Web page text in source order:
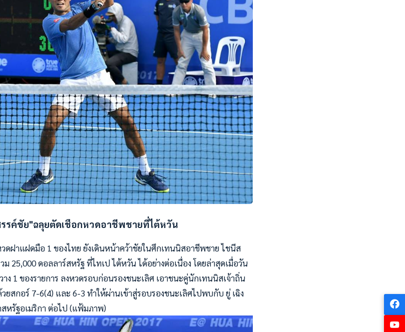
รค์ชัย"ฉลุยตัดเชือกหวดอาชีพชายที่ไต้หวัน
ฝาแฝดมือ 1 ของไทย ยังเดินหน้าคว้าชัยในศึกเทนนิสอาชีพชาย ไชนีส
วม 25,000 ดอลลาร์สหรัฐ ที่ไทเป ไต้หวัน ได้อย่างต่อเนื่อง โดยล่าสุดเมื่อวัน
ง 1 ของรายการ ลงหวดรอบก่อนรองชนะเลิศ เอาชนะคู่นักเทนนิสเจ้าถิ่น
สกอร์ 7-6(4) และ 6-3 ทำให้ผ่านเข้าสู่รอบรองชนะเลิศไปพบกับ ยู่ เฉิง
หรัฐอเมริกา ต่อไป (แฟ้มภาพ)